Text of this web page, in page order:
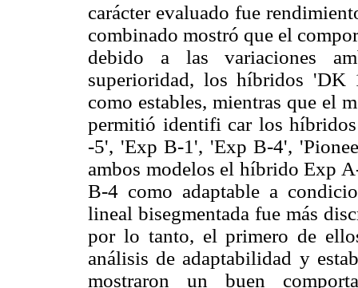
carácter evaluado fue
combinado mostró que el
debido a las variaciones
superioridad, los híbridos
como estables, mientras que el
permitió identifi car los
-5', 'Exp B-1', 'Exp B-4',
ambos modelos el híbrido Exp
B-4 como adaptable a
lineal bisegmentada fue más
por lo tanto, el primero de
análisis de adaptabilidad y
mostraron un buen